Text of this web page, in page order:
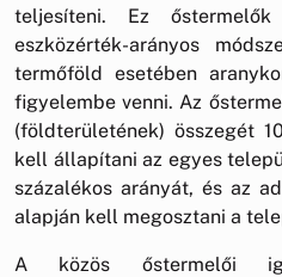
teljesíteni. Ez
eszközérték-arányos
termőföld esetében
figyelembe venni. Az
(földterületének) összegét
kell állapítani az egyes
százalékos arányát, és az
alapján kell megosztani a
A közös őstermelői